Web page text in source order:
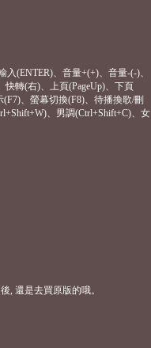
(ENTER)、音量+(+)、音量-(-)、
轉(右)、上頁(PageUp)、下頁
、螢幕切換(F8)、待播換歌/刪
、男調(Ctrl+Shift+C)、女
, 還是去買原版的哦。